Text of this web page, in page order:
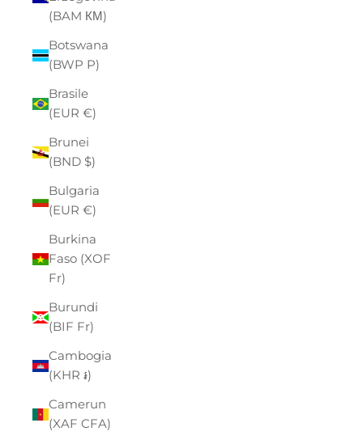
(BAM КМ)
Botswana
(BWP P)
Brasile
(EUR €)
Brunei
(BND $)
Bulgaria
(EUR €)
Burkina
Faso (XOF
Fr)
Burundi
(BIF Fr)
Cambogia
(KHR ៛)
Camerun
(XAF CFA)